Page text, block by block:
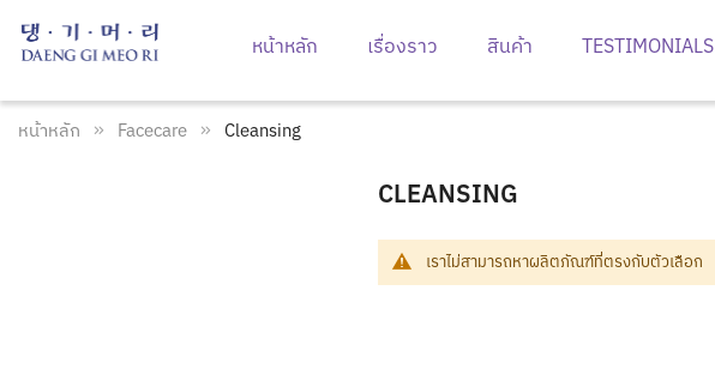
หน้าหลัก เรื่องราว สินค้า TESTIMONIALS
หน้าหลัก Facecare Cleansing
CLEANSING
เราไม่สามารถหาผลิตภัณฑ์ที่ตรงกับตัวเลือก